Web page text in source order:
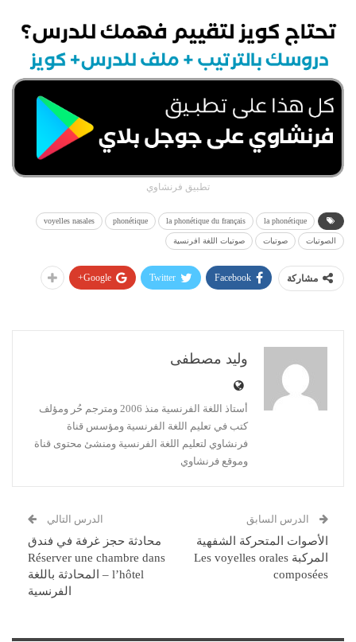
تطبيق فرنشاوي
la phonétique
la phonétique du français
phonétique
voyelles nasales
الصوتيات صوتيات صوتيات اللغة افرنسية
مشاركة Facebook
Twitter
Google+
وليد مصطفى
أستاذ اللغة الفرنسية منذ 2006 ومترجم حُر ومؤلف
كتب في تعليم اللغة الفرنسية ومؤسس قناة
فرنشاوي لتعليم اللغة الفرنسية ومنشئ محتوى قناة
وموقع فرنشاوي
الدرس السابق
الأصوات المتحركة الشفهية
المركبة Les voyelles orales
composées
الدرس التالي
محادثة حجز غرفة في فندق
Réserver une chambre dans
l’hôtel – المحادثة باللغة
الفرنسية